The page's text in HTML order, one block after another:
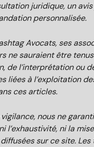
juridique, un
personnalisée.
Avocats, ses
ne sauraient être
de l’interprétation ou
liées à l’exploitation
ces articles.
nous ne
l’exhaustivité, ni la
sur ce site.